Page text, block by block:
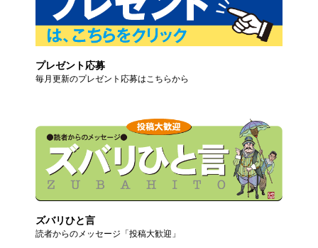
プレゼント応募
毎月更新のプレゼント応募はこちらから
ズバリひと言
読者からのメッセージ「投稿大歓迎」